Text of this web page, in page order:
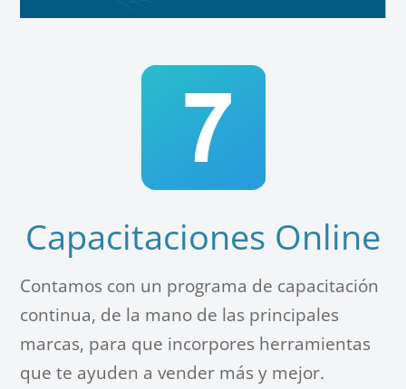
Capacitaciones Online
Contamos con un programa de capacitación
continua, de la mano de las principales
marcas, para que incorpores herramientas
que te ayuden a vender más y mejor.